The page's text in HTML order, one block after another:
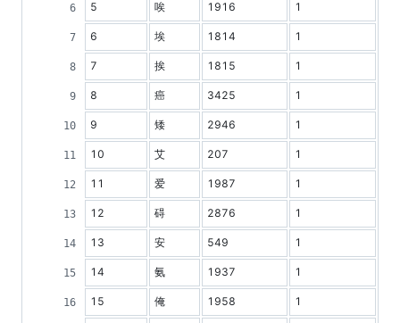
5 唉 1916 1
6 埃 1814 1
7 挨 1815 1
8 癌 3425 1
9 矮 2946 1
10 艾 207 1
11 爱 1987 1
12 碍 2876 1
13 安 549 1
14 氨 1937 1
15 俺 1958 1